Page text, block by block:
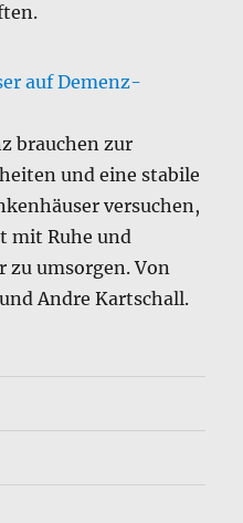
auf Demenz-
brauchen zur
und eine stabile
versuchen,
mit Ruhe und
zu umsorgen. Von
Andre Kartschall.